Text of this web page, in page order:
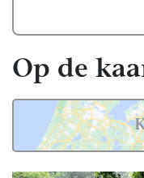
Trouwkoets in
Zaken regelen
belangrijk. Het
graag eerst
bruidsparen
Leusden. Want
zijn natuurlijk
Op de